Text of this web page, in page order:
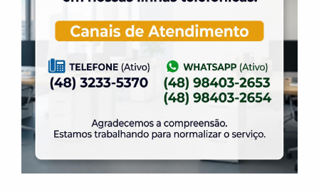
Alteração no Regimento do Campo de Futebol
Suíço.
23 de julho de 2026
O Torneio de Duplas Masculinas ELASE
PróTênis 2026 está chegando.
19 de julho de 2026